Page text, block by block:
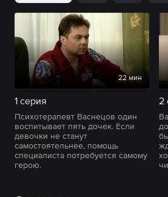
22 мин
1 серия
Психотерапевт Васнецов один
воспитывает пять дочек. Если
девочки не станут
самостоятельнее, помощь
специалиста потребуется самому
герою.
2